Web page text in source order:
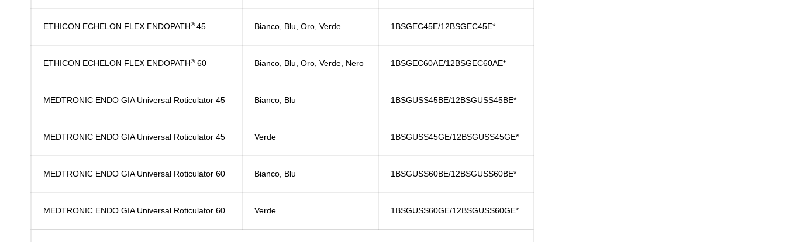
ETHICON ECHELON FLEX ENDOPATH®45 Bianco, Blu, Oro, Verde 1BSGEC45E/12BSGEC45E*
ETHICON ECHELON FLEX ENDOPATH®60 Bianco, Blu, Oro, Verde, Nero 1BSGEC60AE/12BSGEC60AE*
MEDTRONIC ENDO GIA Universal Roticulator 45 Bianco, Blu 1BSGUSS45BE/12BSGUSS45BE*
MEDTRONIC ENDO GIA Universal Roticulator 45 Verde 1BSGUSS45GE/12BSGUSS45GE*
MEDTRONIC ENDO GIA Universal Roticulator 60 Bianco, Blu 1BSGUSS60BE/12BSGUSS60BE*
MEDTRONIC ENDO GIA Universal Roticulator 60 Verde 1BSGUSS60GE/12BSGUSS60GE*